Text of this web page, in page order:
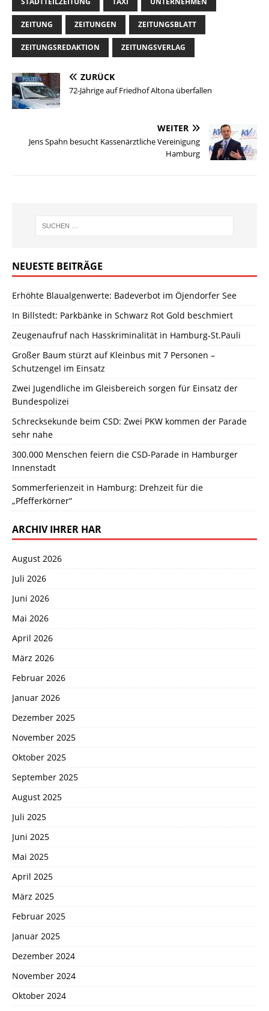
ZEITUNG ZEITUNGEN ZEITUNGSBLATT
ZEITUNGSREDAKTION ZEITUNGSVERLAG
ZURÜCK
72-Jährige auf Friedhof Altona überfallen
WEITER
Jens Spahn besucht Kassenärztliche Vereinigung
Hamburg
NEUESTE BEITRÄGE
Erhöhte Blaualgenwerte: Badeverbot im Öjendorfer See
In Billstedt: Parkbänke in Schwarz Rot Gold beschmiert
Zeugenaufruf nach Hasskriminalität in Hamburg-St.Pauli
Großer Baum stürzt auf Kleinbus mit 7 Personen –
Schutzengel im Einsatz
Zwei Jugendliche im Gleisbereich sorgen für Einsatz der
Bundespolizei
Schrecksekunde beim CSD: Zwei PKW kommen der Parade
sehr nahe
300.000 Menschen feiern die CSD-Parade in Hamburger
Innenstadt
Sommerferienzeit in Hamburg: Drehzeit für die
„Pfefferkörner“
ARCHIV IHRER HAR
August 2026
Juli 2026
Juni 2026
Mai 2026
April 2026
März 2026
Februar 2026
Januar 2026
Dezember 2025
November 2025
Oktober 2025
September 2025
August 2025
Juli 2025
Juni 2025
Mai 2025
April 2025
März 2025
Februar 2025
Januar 2025
Dezember 2024
November 2024
Oktober 2024